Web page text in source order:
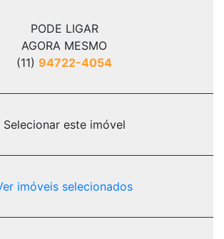
PODE LIGAR
AGORA MESMO
(11) 94722-4054
Selecionar este imóvel
imóveis selecionados